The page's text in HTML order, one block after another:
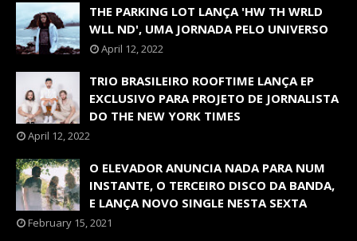
THE PARKING LOT LANÇA 'HW TH WRLD
WLL ND', UMA JORNADA PELO UNIVERSO
April 12, 2022
TRIO BRASILEIRO ROOFTIME LANÇA EP
EXCLUSIVO PARA PROJETO DE JORNALISTA
DO THE NEW YORK TIMES
April 12, 2022
O ELEVADOR ANUNCIA NADA PARA NUM
INSTANTE, O TERCEIRO DISCO DA BANDA,
E LANÇA NOVO SINGLE NESTA SEXTA
February 15, 2021